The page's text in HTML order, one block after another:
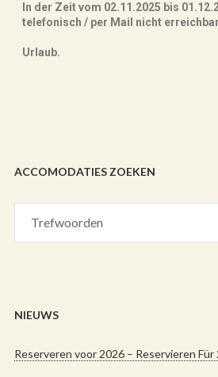
In der Zeit vom 02.11.2025 bis
telefonisch / per Mail nicht
Urlaub.
ACCOMODATIES ZOEKEN
NIEUWS
Reserveren voor 2026 – Reservieren Für